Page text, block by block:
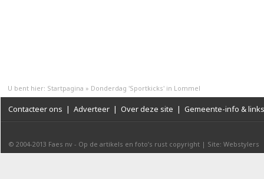
U bent hier: Startpagina » Donderdag 'Sportkicks' in Lommel
Contacteer ons | Adverteer | Over deze site | Gemeente-info & links
© 2004-2013 Faes nv - Op de artikels en foto’s rust copyright | Site: Webstylers